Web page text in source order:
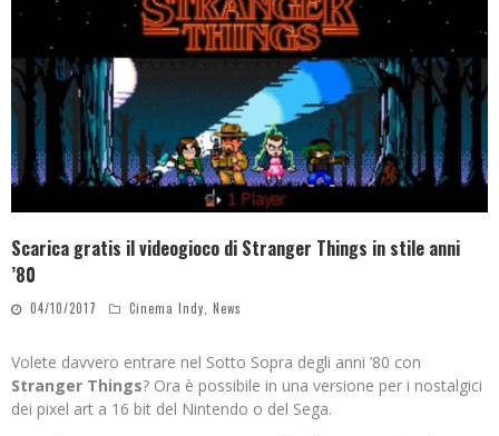
Scarica gratis il videogioco di Stranger Things in stile anni
’80
04/10/2017 Cinema Indy News
Volete davvero entrare nel Sotto Sopra degli anni ’80 con
Stranger Things? Ora è possibile in una versione per i nostalgici
dei pixel art a 16 bit del Nintendo o del Sega.